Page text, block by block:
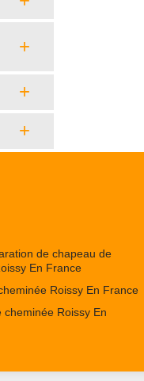
de chapeau de
En France
Roissy En France
cheminée Roissy En